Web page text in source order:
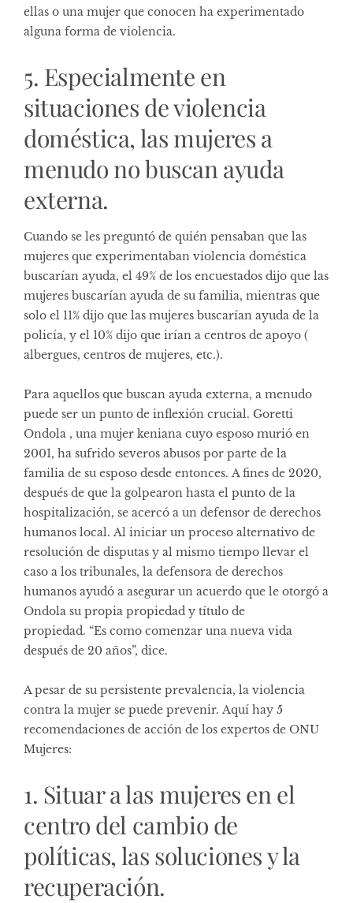
ellas o una mujer que conocen ha experimentado
alguna forma de violencia.
5. Especialmente en
situaciones de violencia
doméstica, las mujeres a
menudo no buscan ayuda
externa.
Cuando se les preguntó de quién pensaban que las
mujeres que experimentaban violencia doméstica
buscarían ayuda, el 49% de los encuestados dijo que las
mujeres buscarían ayuda de su familia, mientras que
solo el 11% dijo que las mujeres buscarían ayuda de la
policía, y el 10% dijo que irían a centros de apoyo (
albergues, centros de mujeres, etc.).
Para aquellos que buscan ayuda externa, a menudo
puede ser un punto de inflexión crucial. Goretti
Ondola , una mujer keniana cuyo esposo murió en
2001, ha sufrido severos abusos por parte de la
familia de su esposo desde entonces. A fines de 2020,
después de que la golpearon hasta el punto de la
hospitalización, se acercó a un defensor de derechos
humanos local. Al iniciar un proceso alternativo de
resolución de disputas y al mismo tiempo llevar el
caso a los tribunales, la defensora de derechos
humanos ayudó a asegurar un acuerdo que le otorgó a
Ondola su propia propiedad y título de
propiedad. “Es como comenzar una nueva vida
después de 20 años”, dice.
A pesar de su persistente prevalencia, la violencia
contra la mujer se puede prevenir. Aquí hay 5
recomendaciones de acción de los expertos de ONU
Mujeres:
1. Situar a las mujeres en el
centro del cambio de
políticas, las soluciones y la
recuperación.